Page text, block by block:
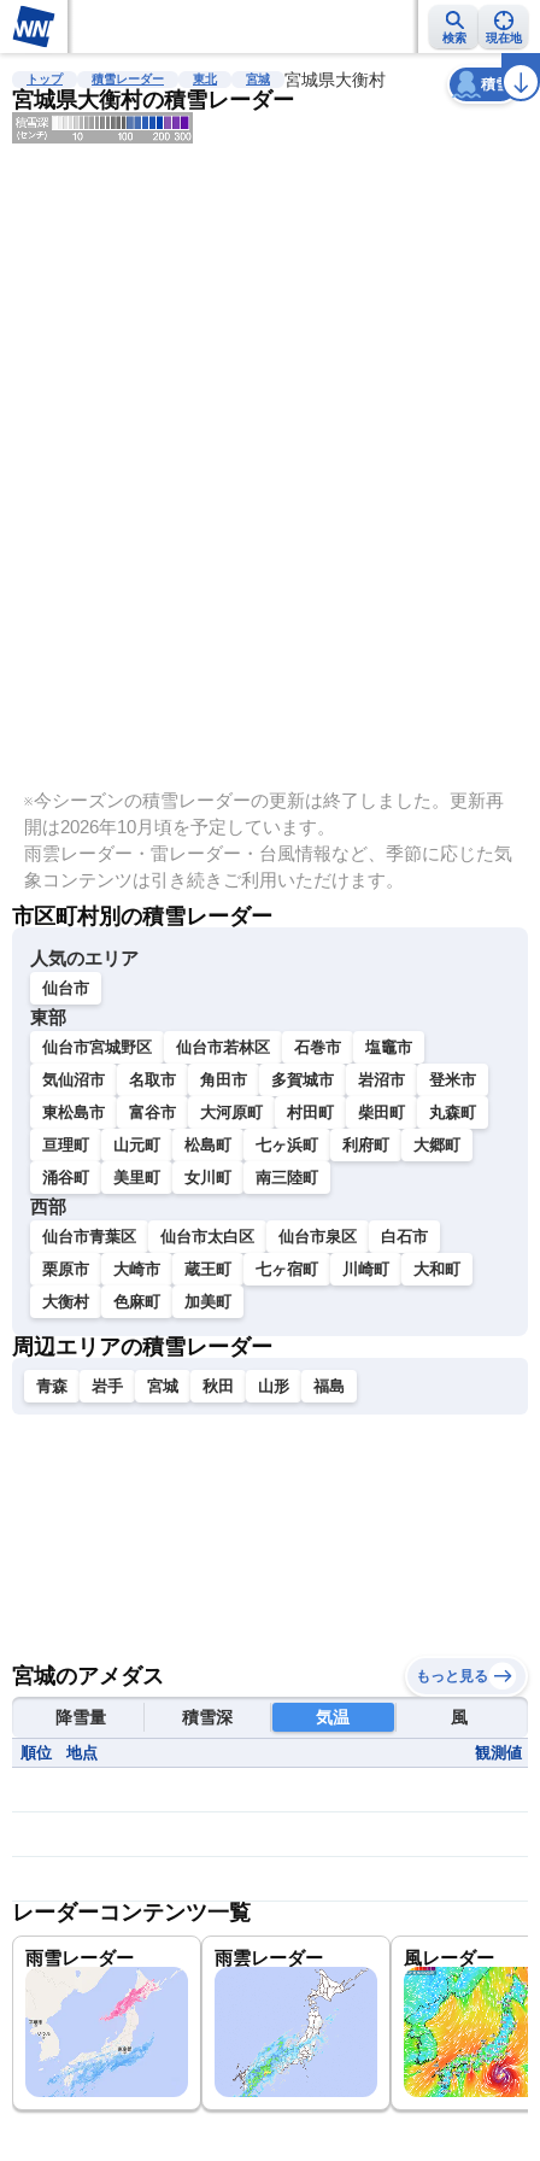
検索 現在地
雨雲レーダー 台風情報 地震情報 警報・注意報 2週間天気 ラ
トップ 積雪レーダー 東北 宮城 宮城県大衡村
宮城県大衡村の積雪レーダー
積雪
天気 台風
※今シーズンの積雪レーダーの更新は終了しました。更新再
開は2026年10月頃を予定しています。
雨雲レーダー・雷レーダー・台風情報など、季節に応じた気
象コンテンツは引き続きご利用いただけます。
市区町村別の積雪レーダー
人気のエリア
仙台市
東部
仙台市宮城野区 仙台市若林区 石巻市
塩竈市
気仙沼市
名取市 角田市 多賀城市 岩沼市
登米市
東松島市
富谷市 大河原町 村田町 柴田町
丸森町
亘理町
山元町 松島町 七ヶ浜町 利府町
大郷町
涌谷町
美里町 女川町 南三陸町
西部
仙台市青葉区 仙台市太白区 仙台市泉区
白石市
栗原市
大崎市 蔵王町 七ヶ宿町 川崎町
大和町
大衡村
色麻町 加美町
周辺エリアの積雪レーダー
青森 岩手 宮城 秋田 山形 福島
宮城のアメダス もっと見る
降雪量 積雪深 気温 風
順位 地点 観測値
レーダーコンテンツ一覧
雨雪レーダー 雨雲レーダー 風レーダー